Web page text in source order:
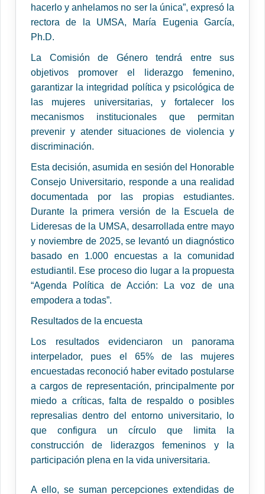
hacerlo y anhelamos no ser la única”, expresó la
rectora de la UMSA, María Eugenia García,
Ph.D.
La Comisión de Género tendrá entre sus
objetivos promover el liderazgo femenino,
garantizar la integridad política y psicológica de
las mujeres universitarias, y fortalecer los
mecanismos institucionales que permitan
prevenir y atender situaciones de violencia y
discriminación.
Esta decisión, asumida en sesión del Honorable
Consejo Universitario, responde a una realidad
documentada por las propias estudiantes.
Durante la primera versión de la Escuela de
Lideresas de la UMSA, desarrollada entre mayo
y noviembre de 2025, se levantó un diagnóstico
basado en 1.000 encuestas a la comunidad
estudiantil. Ese proceso dio lugar a la propuesta
“Agenda Política de Acción: La voz de una
empodera a todas”.
Resultados de la encuesta
Los resultados evidenciaron un panorama
interpelador, pues el 65% de las mujeres
encuestadas reconoció haber evitado postularse
a cargos de representación, principalmente por
miedo a críticas, falta de respaldo o posibles
represalias dentro del entorno universitario, lo
que configura un círculo que limita la
construcción de liderazgos femeninos y la
participación plena en la vida universitaria.
A ello, se suman percepciones extendidas de